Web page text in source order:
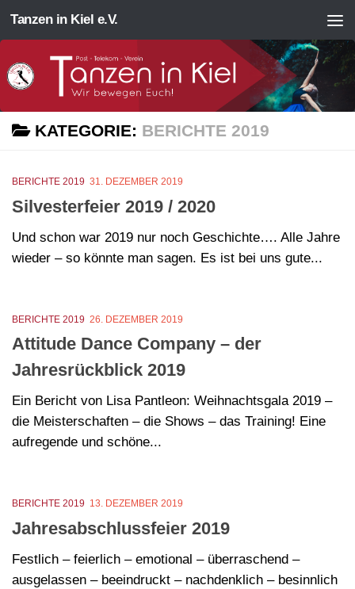
Zum Inhalt springen
Tanzen in Kiel e.V.
KATEGORIE: BERICHTE 2019
BERICHTE 2019 31. DEZEMBER 2019
Silvesterfeier 2019 / 2020
Und schon war 2019 nur noch Geschichte…. Alle Jahre
wieder – so könnte man sagen. Es ist bei uns gute...
BERICHTE 2019 26. DEZEMBER 2019
Attitude Dance Company – der
Jahresrückblick 2019
Ein Bericht von Lisa Pantleon: Weihnachtsgala 2019 –
die Meisterschaften – die Shows – das Training! Eine
aufregende und schöne...
BERICHTE 2019 13. DEZEMBER 2019
Jahresabschlussfeier 2019
Festlich – feierlich – emotional – überraschend –
ausgelassen – beeindruckt – nachdenklich – besinnlich